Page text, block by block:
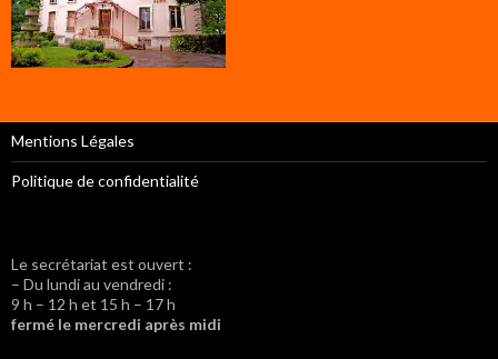
Mentions Légales
Politique de confidentialité
Le secrétariat est ouvert :
– Du lundi au vendredi :
9 h – 12 h et 15 h – 17 h
fermé le mercredi après midi